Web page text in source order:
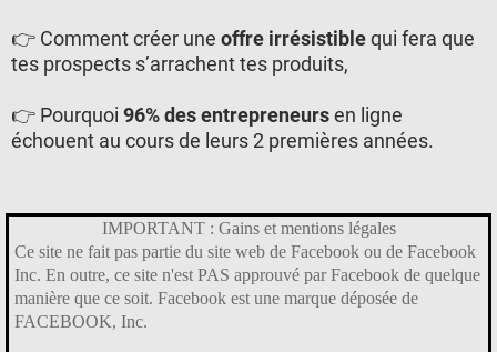
👉 Comment créer une offre irrésistiblequi fera que
tes prospects s’arrachent tes produits,
👉 Pourquoi 96% des entrepreneursen ligne
échouent au cours de leurs 2 premières années.
IMPORTANT : Gains et mentions légales
Ce site ne fait pas partie du site web de Facebook ou de Facebook
Inc. En outre, ce site n'est PAS approuvé par Facebook de quelque
manière que ce soit. Facebook est une marque déposée de
FACEBOOK, Inc.